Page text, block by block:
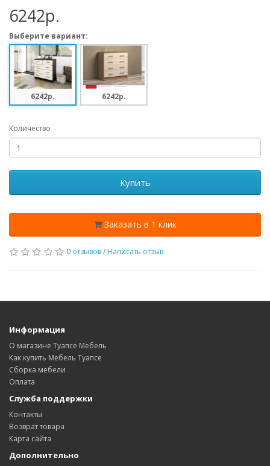
6242p.
Выберите вариант:
6242p. 6242p.
Количество
Купить
Заказать в 1 клик
0 отзывов/ Написать отзыв
Информация
О магазине Туапсе Мебель
Как купить Мебель Туапсе
Сборка мебели
Оплата
Служба поддержки
Контакты
Возврат товара
Карта сайта
Дополнительно